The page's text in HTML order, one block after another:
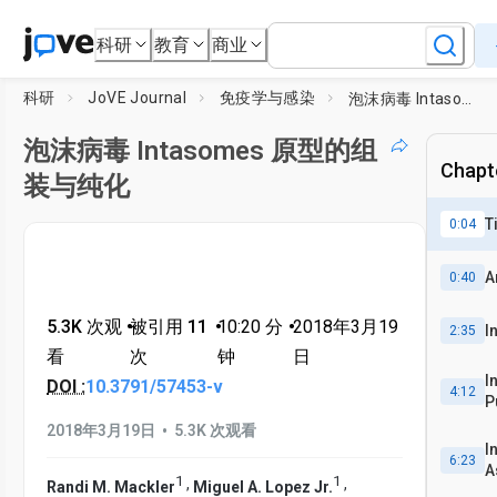
科研 教育 商业
科研 JoVE Journal 免疫学与感染
泡沫病毒 Intasomes 原型的组
装与纯化
5.3K 次观
看
•被引用 11
次
•10:20 分
钟
•2018年3月19
日
DOI :10.3791/57453-v
2018年3月19日 • 5.3K 次观看
Randi M. Mackler1 , Miguel A. Lopez Jr.1 ,
0:04
0:40
2:35
4:12
6:23